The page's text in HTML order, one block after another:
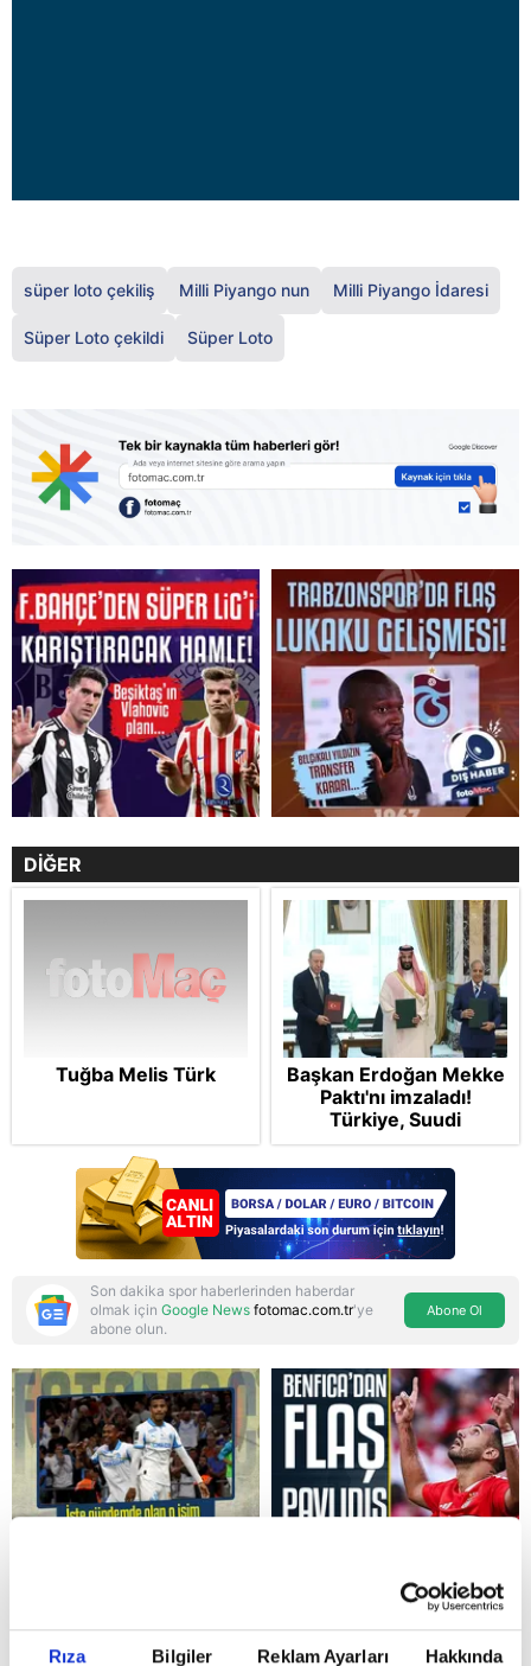
Rıza Bilgiler Reklam Ayarları Hakkında
Reddet
süper loto çekiliş Milli Piyango nun Milli Piyango İdaresi
Süper Loto çekildi Süper Loto
DİĞER
Tuğba Melis Türk
Başkan Erdoğan Mekke
Paktı'nı imzaladı!
Türkiye, Suudi
Arabistan ve
Pakistan'dan stratejik
güvenlik adımı:
Anlaşmanın tüm
detayları
Son dakika spor haberlerinden haberdar
olmak için Google News fotomac.com.tr'ye
abone olun.
Abone Ol